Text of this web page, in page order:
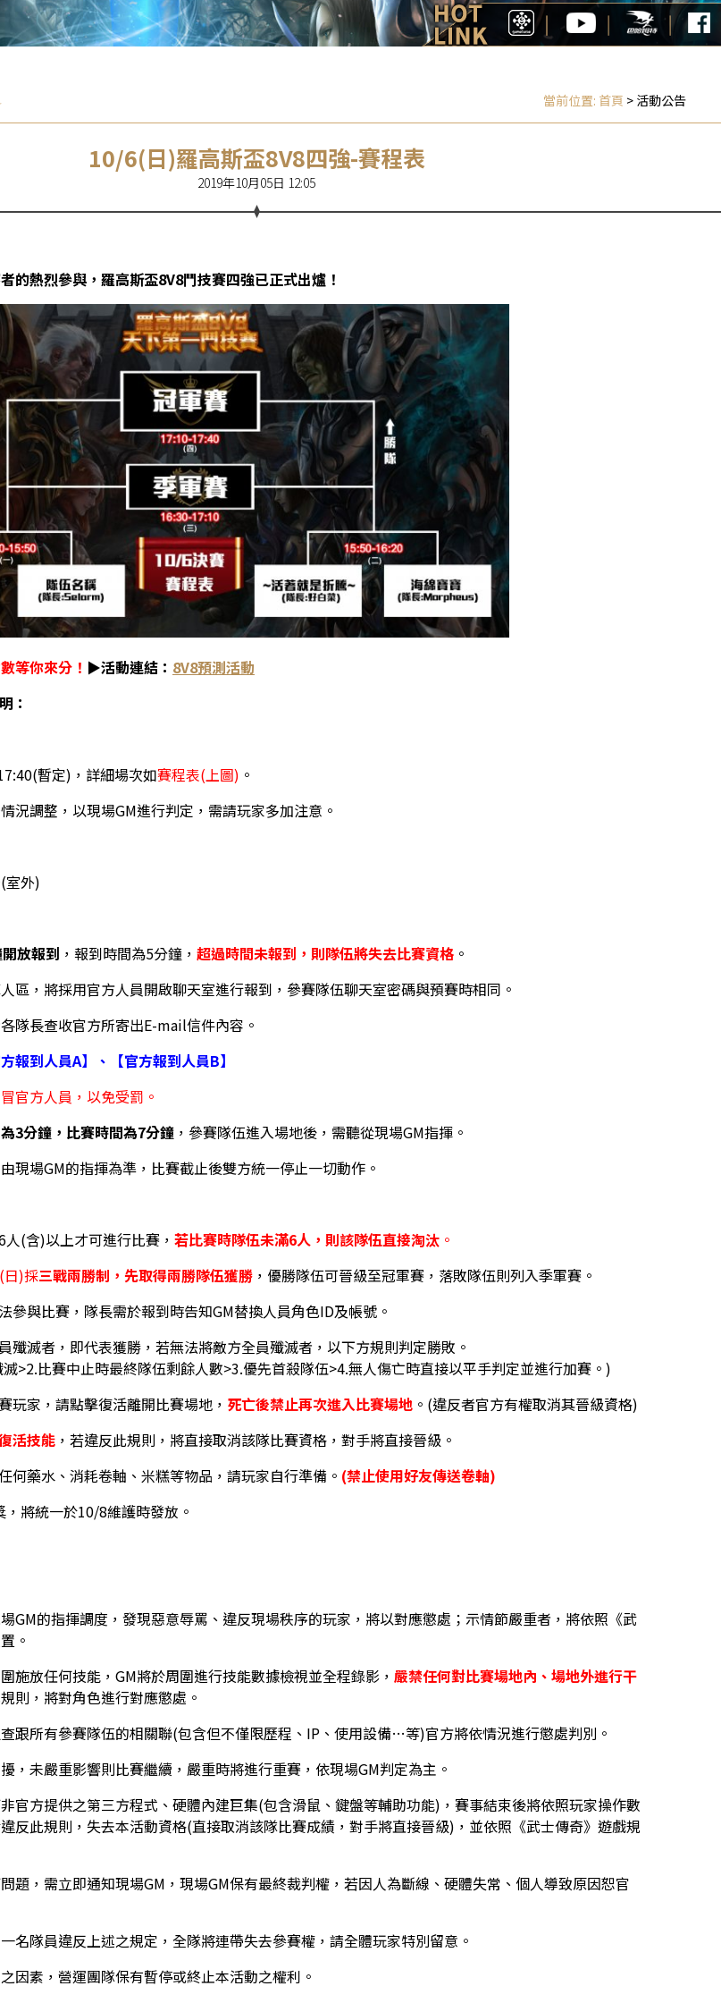
當前位置: 首頁 > 活動公告
10/6(日)羅高斯盃8V8四強-賽程表
2019年10月05日 12:05
的熱烈參與，羅高斯盃8V8鬥技賽四強已正式出爐 ！
等你來分！ ▶活動連結： 8V8預測活動
：
暫定)，詳細場次如賽程表(上圖) 。
況調整，以現場GM進行判定，需請玩家多加注意。
室外)
放報到 ，報到時間為5分鐘， 超過時間未報到，則隊伍將失去比賽資格 。
區，將採用官方人員開啟聊天室進行報到，參賽隊伍聊天室密碼與預賽時相同。
隊長查收官方所寄出E-mail信件內容。
方報到人員A】、【官方報到人員B】
官方人員，以免受罰。
3分鐘，比賽時間為7分鐘 ，參賽隊伍進入場地後，需聽從現場GM指揮。
現場GM的指揮為準，比賽截止後雙方統一停止一切動作。
(含)以上才可進行比賽， 若比賽時隊伍未滿6人，則該隊伍直接淘汰 。
日)採三戰兩勝制，先取得兩勝隊伍獲勝 ，優勝隊伍可晉級至冠軍賽，落敗隊伍則列入季軍賽。
參與比賽，隊長需於報到時告知GM替換人員角色ID及帳號。
殲滅者，即代表獲勝，若無法將敵方全員殲滅者，以下方規則判定勝敗。
>2.比賽中止時最終隊伍剩餘人數>3.優先首殺隊伍>4.無人傷亡時直接以平手判定並進行加賽。)
玩家，請點擊復活離開比賽場地， 死亡後禁止再次進入比賽場地 。(違反者官方有權取消其晉級資格)
活技能 ，若違反此規則，將直接取消該隊比賽資格，對手將直接晉級。
何藥水、消耗卷軸、米糕等物品，請玩家自行準備。 (禁止使用好友傳送卷軸)
將統一於10/8維護時發放。
GM的指揮調度，發現惡意辱罵、違反現場秩序的玩家，將以對應懲處；示情節嚴重者，將依照《武
。
施放任何技能，GM將於周圍進行技能數據檢視並全程錄影， 嚴禁任何對比賽場地內、場地外進行干
則，將對角色進行對應懲處。
跟所有參賽隊伍的相關聯(包含但不僅限歷程、IP、使用設備…等)官方將依情況進行懲處判別。
，未嚴重影響則比賽繼續，嚴重時將進行重賽，依現場GM判定為主。
官方提供之第三方程式、硬體內建巨集(包含滑鼠、鍵盤等輔助功能)，賽事結束後將依照玩家操作數
反此規則，失去本活動資格(直接取消該隊比賽成績，對手將直接晉級)，並依照《武士傳奇》遊戲規
題，需立即通知現場GM，現場GM保有最終裁判權，若因人為斷線、硬體失常、個人導致原因恕官
名隊員違反上述之規定，全隊將連帶失去參賽權，請全體玩家特別留意。
因素，營運團隊保有暫停或終止本活動之權利。